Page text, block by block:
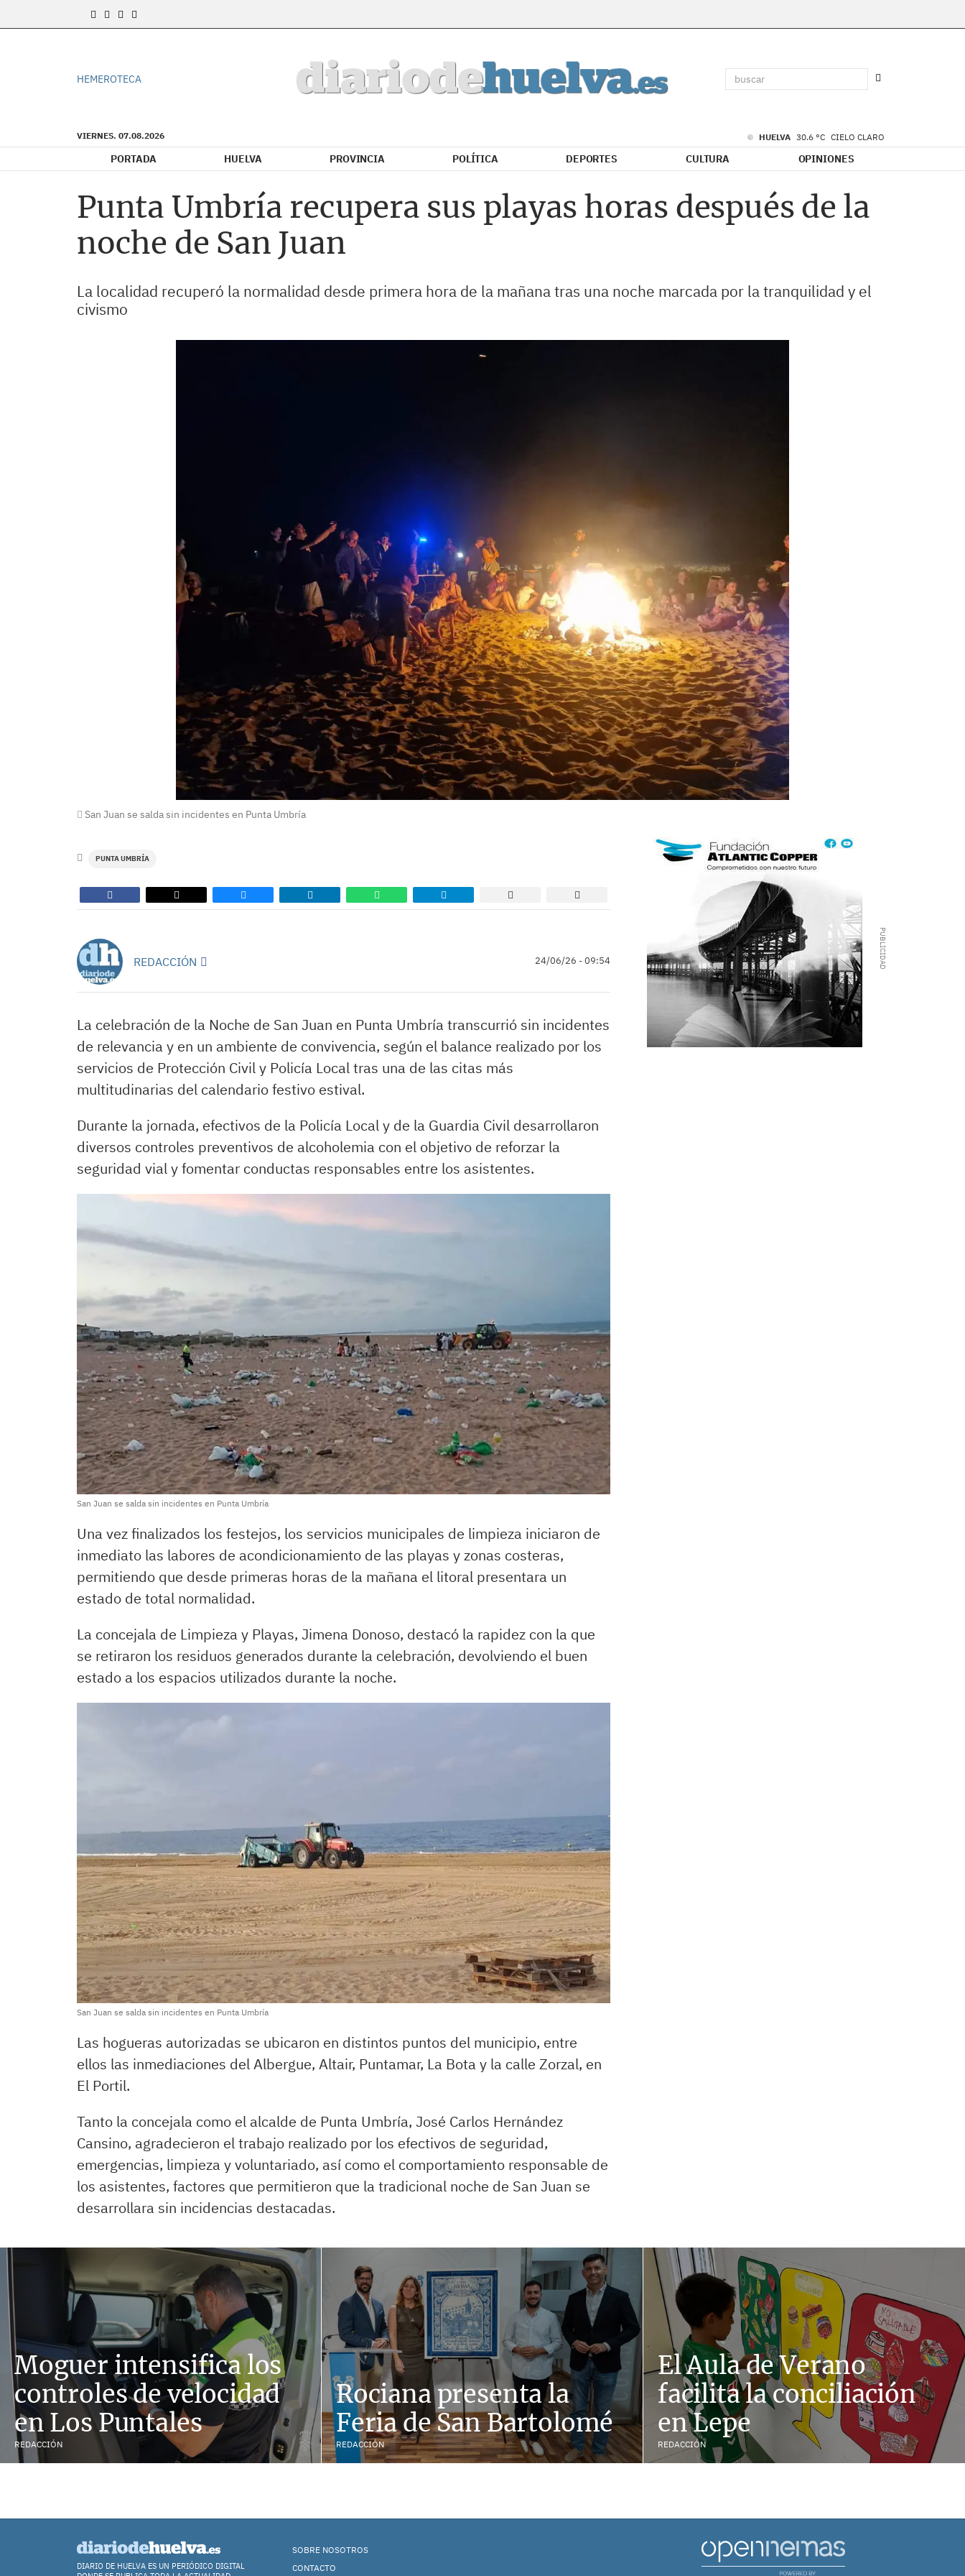
HEMEROTECA
VIERNES. 07.08.2026 HUELVA 30.6 °C CIELO CLARO
PORTADA HUELVA PROVINCIA POLÍTICA DEPORTES CULTURA OPINIONES
Punta Umbría recupera sus playas horas después de la
noche de San Juan
La localidad recuperó la normalidad desde primera hora de la mañana tras una noche marcada por la tranquilidad y el
civismo
San Juan se salda sin incidentes en Punta Umbría
PUNTA UMBRÍA
REDACCIÓN 24/06/26 - 09:54
La celebración de la Noche de San Juan en Punta Umbría transcurrió sin incidentes
de relevancia y en un ambiente de convivencia, según el balance realizado por los
servicios de Protección Civil y Policía Local tras una de las citas más
multitudinarias del calendario festivo estival.
Durante la jornada, efectivos de la Policía Local y de la Guardia Civil desarrollaron
diversos controles preventivos de alcoholemia con el objetivo de reforzar la
seguridad vial y fomentar conductas responsables entre los asistentes.
San Juan se salda sin incidentes en Punta Umbría
Una vez finalizados los festejos, los servicios municipales de limpieza iniciaron de
inmediato las labores de acondicionamiento de las playas y zonas costeras,
permitiendo que desde primeras horas de la mañana el litoral presentara un
estado de total normalidad.
La concejala de Limpieza y Playas, Jimena Donoso, destacó la rapidez con la que
se retiraron los residuos generados durante la celebración, devolviendo el buen
estado a los espacios utilizados durante la noche.
San Juan se salda sin incidentes en Punta Umbría
Las hogueras autorizadas se ubicaron en distintos puntos del municipio, entre
ellos las inmediaciones del Albergue, Altair, Puntamar, La Bota y la calle Zorzal, en
El Portil.
Tanto la concejala como el alcalde de Punta Umbría, José Carlos Hernández
Cansino, agradecieron el trabajo realizado por los efectivos de seguridad,
emergencias, limpieza y voluntariado, así como el comportamiento responsable de
los asistentes, factores que permitieron que la tradicional noche de San Juan se
desarrollara sin incidencias destacadas.
Moguer intensifica los
controles de velocidad
en Los Puntales
REDACCIÓN
Rociana presenta la
Feria de San Bartolomé
REDACCIÓN
El Aula de Verano
facilita la conciliación
en Lepe
REDACCIÓN
DIARIO DE HUELVA ES UN PERIÓDICO DIGITAL
SOBRE NOSOTROS
CONTACTO